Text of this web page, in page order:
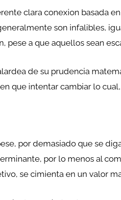
clara conexion basada
son infalibles,
pese a que aquellos sean
de su prudencia
que intentar cambiar lo
por demasiado que se
por lo menos al
se cimienta en un valor